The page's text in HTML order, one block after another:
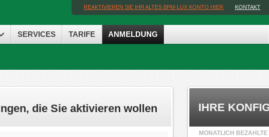
REAKTIVIEREN SIE IHR ALTES BPM-LUX KONTO HIER KONTAKT
SERVICES TARIFE ANMELDUNG
die Sie aktivieren wollen IHRE
MONATLICH BEZAHLTE